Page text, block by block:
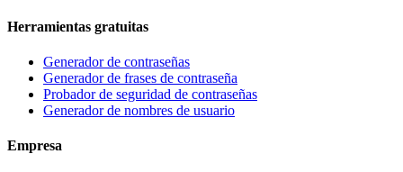
Herramientas gratuitas
Generador de contraseñas
Generador de frases de contraseña
Probador de seguridad de contraseñas
Generador de nombres de usuario
Empresa